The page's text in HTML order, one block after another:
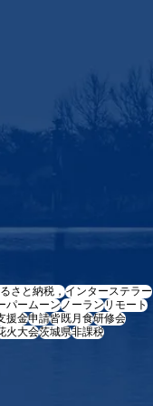
さと納税，インターステラー
パームーンノーランリモート
援金申請皆既月食研修会
火大会茨城県非課税